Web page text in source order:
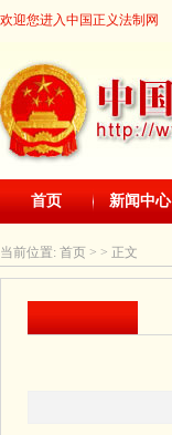
欢迎您进入中国正义法制网
首页 新闻中心
当前位置: 首页 > > 正文